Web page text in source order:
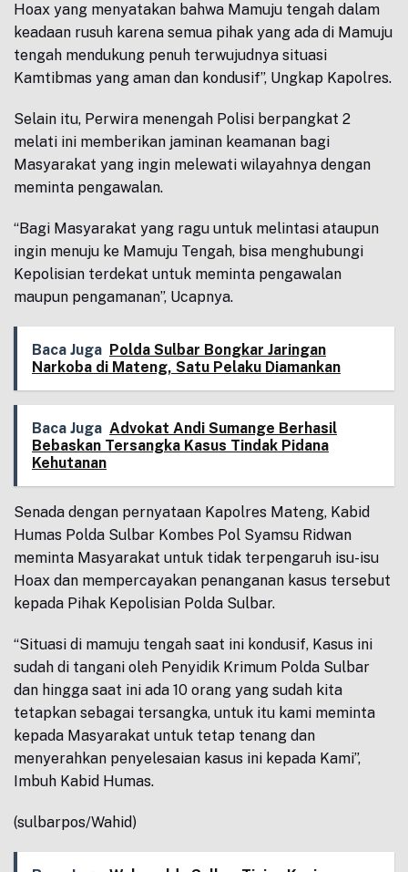
Hoax yang menyatakan bahwa Mamuju tengah dalam
keadaan rusuh karena semua pihak yang ada di Mamuju
tengah mendukung penuh terwujudnya situasi
Kamtibmas yang aman dan kondusif”, Ungkap Kapolres.
Selain itu, Perwira menengah Polisi berpangkat 2
melati ini memberikan jaminan keamanan bagi
Masyarakat yang ingin melewati wilayahnya dengan
meminta pengawalan.
“Bagi Masyarakat yang ragu untuk melintasi ataupun
ingin menuju ke Mamuju Tengah, bisa menghubungi
Kepolisian terdekat untuk meminta pengawalan
maupun pengamanan”, Ucapnya.
Baca Juga Polda Sulbar Bongkar Jaringan
Narkoba di Mateng, Satu Pelaku Diamankan
Baca Juga Advokat Andi Sumange Berhasil
Bebaskan Tersangka Kasus Tindak Pidana
Kehutanan
Senada dengan pernyataan Kapolres Mateng, Kabid
Humas Polda Sulbar Kombes Pol Syamsu Ridwan
meminta Masyarakat untuk tidak terpengaruh isu-isu
Hoax dan mempercayakan penanganan kasus tersebut
kepada Pihak Kepolisian Polda Sulbar.
“Situasi di mamuju tengah saat ini kondusif, Kasus ini
sudah di tangani oleh Penyidik Krimum Polda Sulbar
dan hingga saat ini ada 10 orang yang sudah kita
tetapkan sebagai tersangka, untuk itu kami meminta
kepada Masyarakat untuk tetap tenang dan
menyerahkan penyelesaian kasus ini kepada Kami”,
Imbuh Kabid Humas.
(sulbarpos/Wahid)